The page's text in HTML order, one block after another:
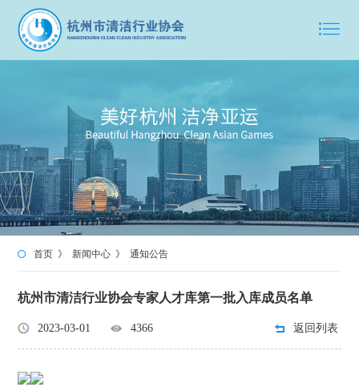
首页 》 新闻中心 》通知公告
杭州市清洁行业协会专家人才库第一批入库成员名单
2023-03-01 4366 返回列表